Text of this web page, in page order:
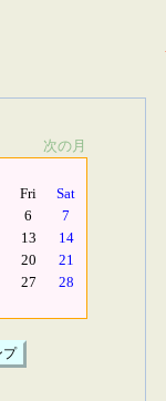
次の月
Fri
Sat
6
7
13
14
20
21
27
28